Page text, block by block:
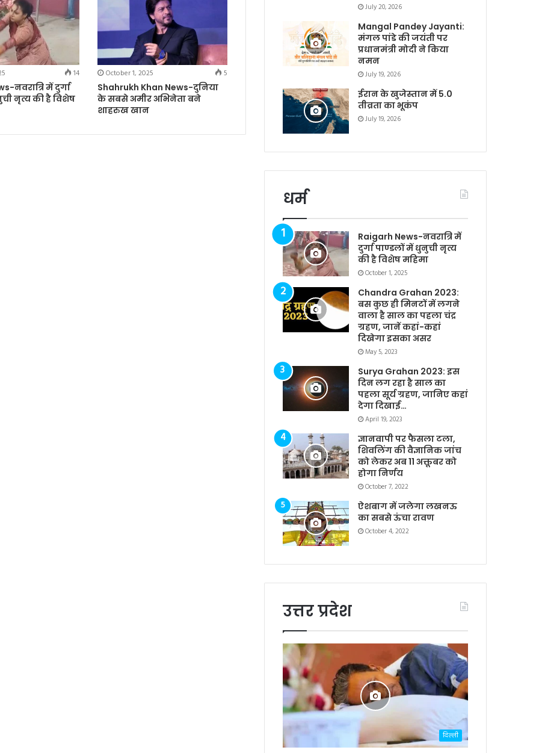
14
नवरात्रि में दुर्गा
नृत्य की है विशेष
October 1, 2025
5
Shahrukh Khan News-दुनिया
के सबसे अमीर अभिनेता बने
शाहरुख खान
July 20, 2026
Mangal Pandey Jayanti:
मंगल पांडे की जयंती पर
प्रधानमंत्री मोदी ने किया
नमन
July 19, 2026
ईरान के खुजेस्तान में 5.0
तीव्रता का भूकंप
July 19, 2026
धर्म
Raigarh News-नवरात्रि में
दुर्गा पाण्डलों में धुनुची नृत्य
की है विशेष महिमा
October 1, 2025
Chandra Grahan 2023:
बस कुछ ही मिनटों में लगने
वाला है साल का पहला चंद्र
ग्रहण, जानें कहां-कहां
दिखेगा इसका असर
May 5, 2023
Surya Grahan 2023: इस
दिन लग रहा है साल का
पहला सूर्य ग्रहण, जानिए कहां
देगा दिखाई…
April 19, 2023
ज्ञानवापी पर फैसला टला,
शिवलिंग की वैज्ञानिक जांच
को लेकर अब 11 अक्तूबर को
होगा निर्णय
October 7, 2022
ऐशबाग में जलेगा लखनऊ
का सबसे ऊंचा रावण
October 4, 2022
उत्तर प्रदेश
दिल्ली